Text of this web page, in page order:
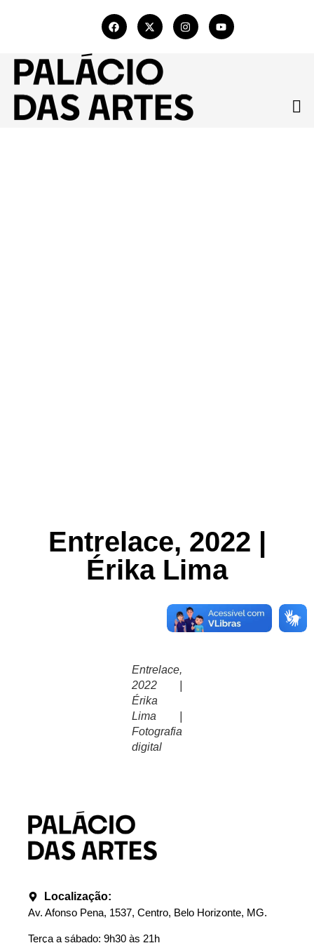
Entrelace, 2022 |
Érika Lima
Entrelace,
2022 |
Érika
Lima |
Fotografia
digital
Localização:
Av. Afonso Pena, 1537, Centro, Belo Horizonte, MG.
Terça a sábado: 9h30 às 21h